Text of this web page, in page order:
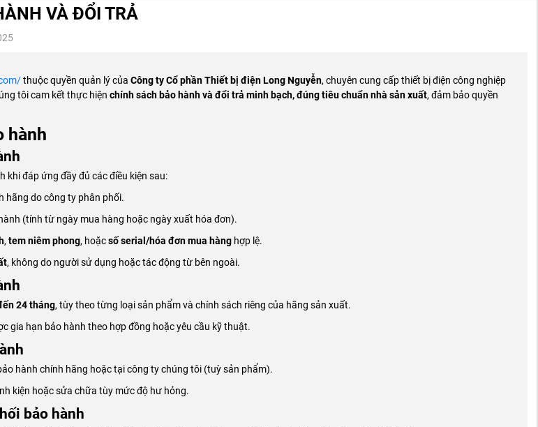
VÀ ĐỔI TRẢ
thuộc quyền quản lý của Công ty Cổ phần Thiết bị điện Long Nguyễn, chuyên cung cấp thiết bị điện công nghiệp
tôi cam kết thực hiện chính sách bảo hành và đổi trả minh bạch, đúng tiêu chuẩn nhà sản xuất, đảm bảo quyền
hành
khi đáp ứng đầy đủ các điều kiện sau:
hãng do công ty phân phối.
(tính từ ngày mua hàng hoặc ngày xuất hóa đơn).
, tem niêm phong, hoặcsố serial/hóa đơn mua hàng hợp lệ.
, không do người sử dụng hoặc tác động từ bên ngoài.
24 tháng, tùy theo từng loại sản phẩm và chính sách riêng của hãng sản xuất.
gia hạn bảo hành theo hợp đồng hoặc yêu cầu kỹ thuật.
hành chính hãng hoặc tại công ty chúng tôi (tuỳ sản phẩm).
kiện hoặc sửa chữa tùy mức độ hư hỏng.
bảo hành